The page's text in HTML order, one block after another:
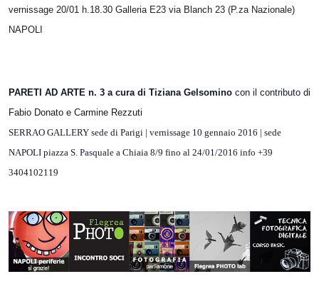
vernissage 20/01 h.18.30 Galleria E23 via Blanch 23 (P.za Nazionale)
NAPOLI
PARETI AD ARTE n. 3 a cura di Tiziana Gelsomino con il contributo di
Fabio Donato e Carmine Rezzuti
SERRAO GALLERY sede di Parigi | vernissage 10 gennaio 2016 | sede
NAPOLI piazza S. Pasquale a Chiaia 8/9 fino al 24/01/2016 info +39
3404102119